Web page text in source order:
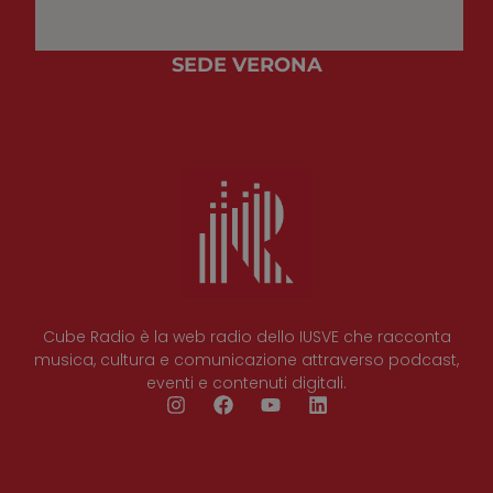
Cube Radio è la web radio dello IUSVE che racconta
musica, cultura e comunicazione attraverso podcast,
eventi e contenuti digitali.
SEDE VERONA